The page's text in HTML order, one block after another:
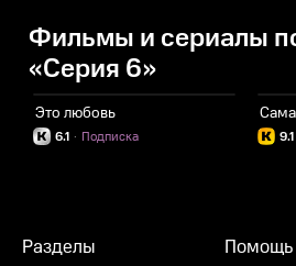
Фильмы и сериалы
«Серия 6»
Это любовь
6.1 Подписка
· 9.1
Разделы Помощь